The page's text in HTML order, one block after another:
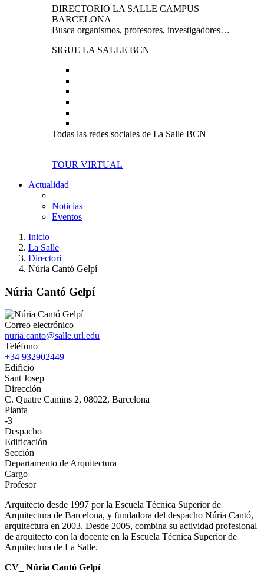
DIRECTORIO LA SALLE CAMPUS
BARCELONA
Busca organismos, profesores, investigadores…
SIGUE LA SALLE BCN
Todas las redes sociales de La Salle BCN
TOUR VIRTUAL
Actualidad
Noticias
Eventos
Inicio
La Salle
Directori
Núria Cantó Gelpí
Núria Cantó Gelpí
Correo electrónico
nuria.canto@salle.url.edu
Teléfono
+34 932902449
Edificio
Sant Josep
Dirección
C. Quatre Camins 2, 08022, Barcelona
Planta
-3
Despacho
Edificación
Sección
Departamento de Arquitectura
Cargo
Profesor
Arquitecto desde 1997 por la Escuela Técnica Superior de
Arquitectura de Barcelona, y fundadora del despacho Núria Cantó,
arquitectura en 2003. Desde 2005, combina su actividad profesional
de arquitecto con la docente en la Escuela Técnica Superior de
Arquitectura de La Salle.
CV_ Núria Cantó Gelpí